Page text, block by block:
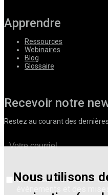
Nous utilisons
Apprendre
Ressources
Webinaires
Blog
Glossaire
Recevoir notre
Restez au courant des
Je consens à recevoir